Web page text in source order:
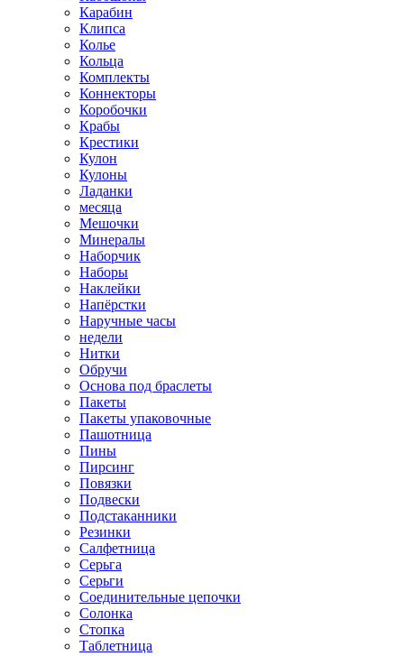
Карабин
Клипса
Колье
Кольца
Комплекты
Коннекторы
Коробочки
Крабы
Крестики
Кулон
Кулоны
Ладанки
месяца
Мешочки
Минералы
Наборчик
Наборы
Наклейки
Напёрстки
Наручные часы
недели
Нитки
Обручи
Основа под браслеты
Пакеты
Пакеты упаковочные
Пашотница
Пины
Пирсинг
Повязки
Подвески
Подстаканники
Резинки
Салфетница
Серьга
Серьги
Соединительные цепочки
Солонка
Стопка
Таблетница